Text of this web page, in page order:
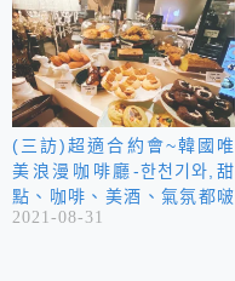
(三訪)超適合約會~韓國唯
美浪漫咖啡廳-한천기와,甜
點、咖啡、美酒、氣氛都啵
棒!
2021-08-31